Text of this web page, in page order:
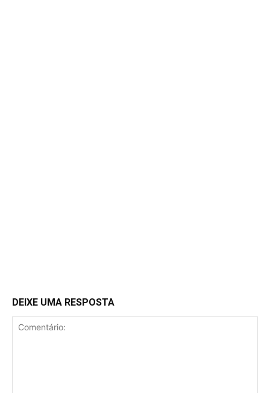
DEIXE UMA RESPOSTA